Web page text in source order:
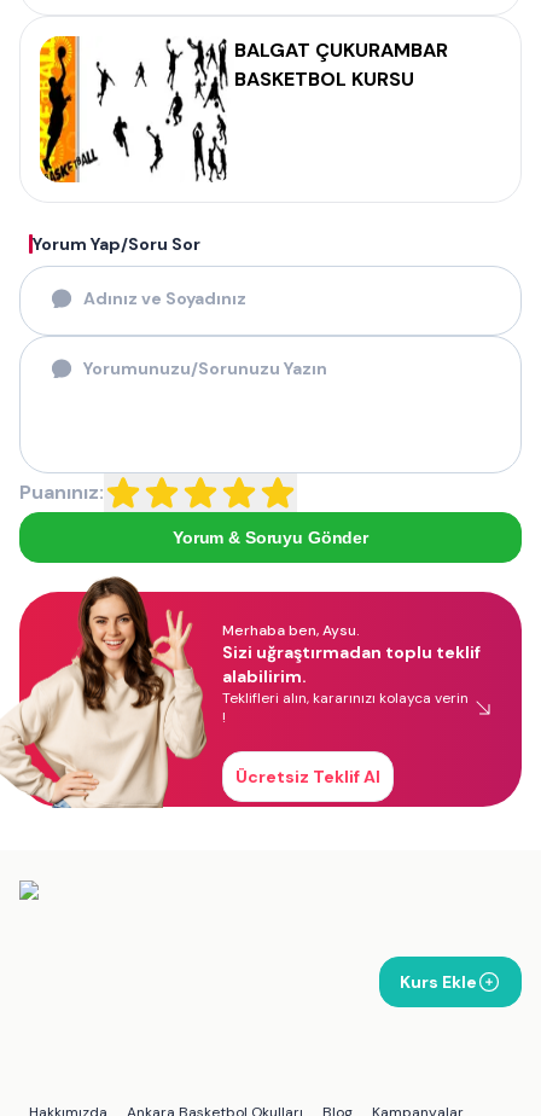
BALGAT ÇUKURAMBAR
BASKETBOL KURSU
Yorum Yap/Soru Sor
Puanınız:
Yorum & Soruyu Gönder
Merhaba ben, Aysu.
Sizi uğraştırmadan toplu teklif
alabilirim.
Teklifleri alın, kararınızı kolayca verin
!
Ücretsiz Teklif Al
Kurs Ekle
Hakkımızda Ankara Basketbol Okulları Blog Kampanyalar